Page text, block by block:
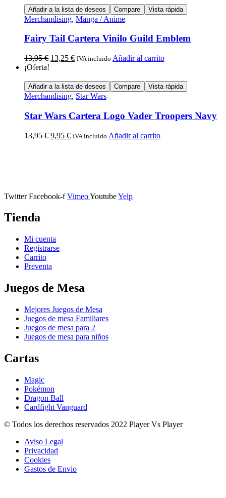
Añadir a la lista de deseos Compare Vista rápida
Merchandising, Manga / Anime
Fairy Tail Cartera Vinilo Guild Emblem
13,95€ 13,25 € IVA incluido Añadir al carrito
¡Oferta!
Añadir a la lista de deseos Compare Vista rápida
Merchandising, Star Wars
Star Wars Cartera Logo Vader Troopers Navy
13,95€ 9,95 € IVA incluido Añadir al carrito
Twitter Facebook-f VimeoYoutubeYelp
Tienda
Mi cuenta
Registrarse
Carrito
Preventa
Juegos de Mesa
Mejores Juegos de Mesa
Juegos de mesa Familiares
Juegos de mesa para 2
Juegos de mesa para niños
Cartas
Magic
Pokémon
Dragon Ball
Cardfight Vanguard
© Todos los derechos reservados 2022 Player Vs Player
Aviso Legal
Privacidad
Cookies
Gastos de Envio